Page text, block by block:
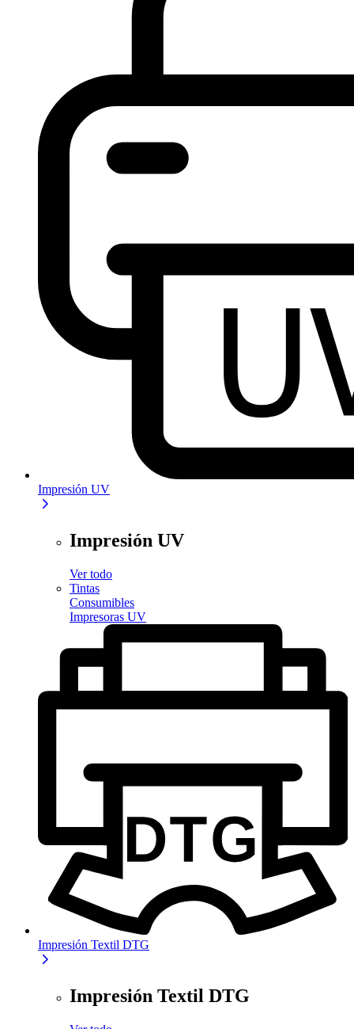
Impresión UV
Impresión UV
Ver todo
Tintas
Consumibles
Impresoras UV
Impresión Textil DTG
Impresión Textil DTG